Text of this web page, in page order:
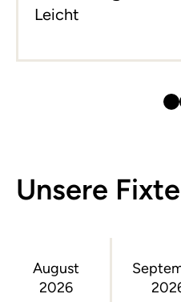
Leicht
Unsere
August
2026